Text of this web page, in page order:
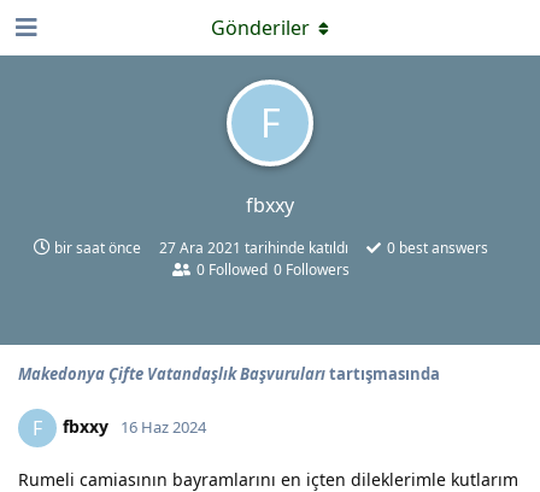
F
fbxxy
bir saat önce 27 Ara 2021 tarihinde katıldı 0 best answers
0 Followed 0 Followers
Gönderiler
Makedonya Çifte Vatandaşlık Başvurularıtartışmasında
F fbxxy 16 Haz 2024
Rumeli camiasının bayramlarını en içten dileklerimle kutlarım